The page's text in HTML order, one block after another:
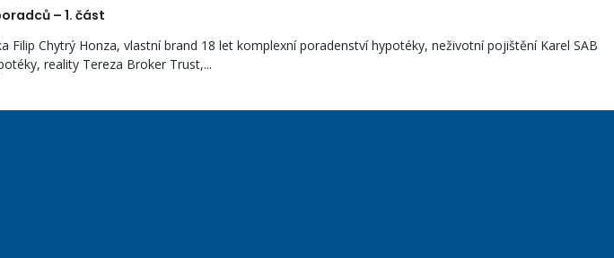
– 1. část
Chytrý Honza, vlastní brand 18 let komplexní poradenství hypotéky, neživotní pojištění Karel SAB
reality Tereza Broker Trust,...